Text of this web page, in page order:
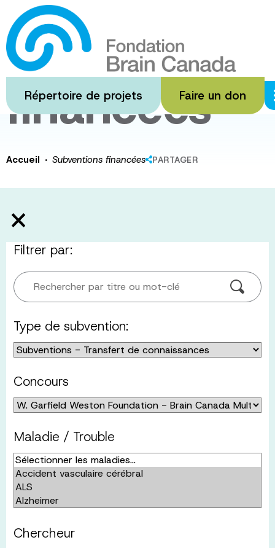
Passer
au
contenu
principal
Répertoire de projets Faire un don
Subventions
financées
Accueil · Subventions financées PARTAGER
Filtrer par:
Rechercher par titre ou mot-clé
Type de subvention:
Concours
Maladie / Trouble
Chercheur